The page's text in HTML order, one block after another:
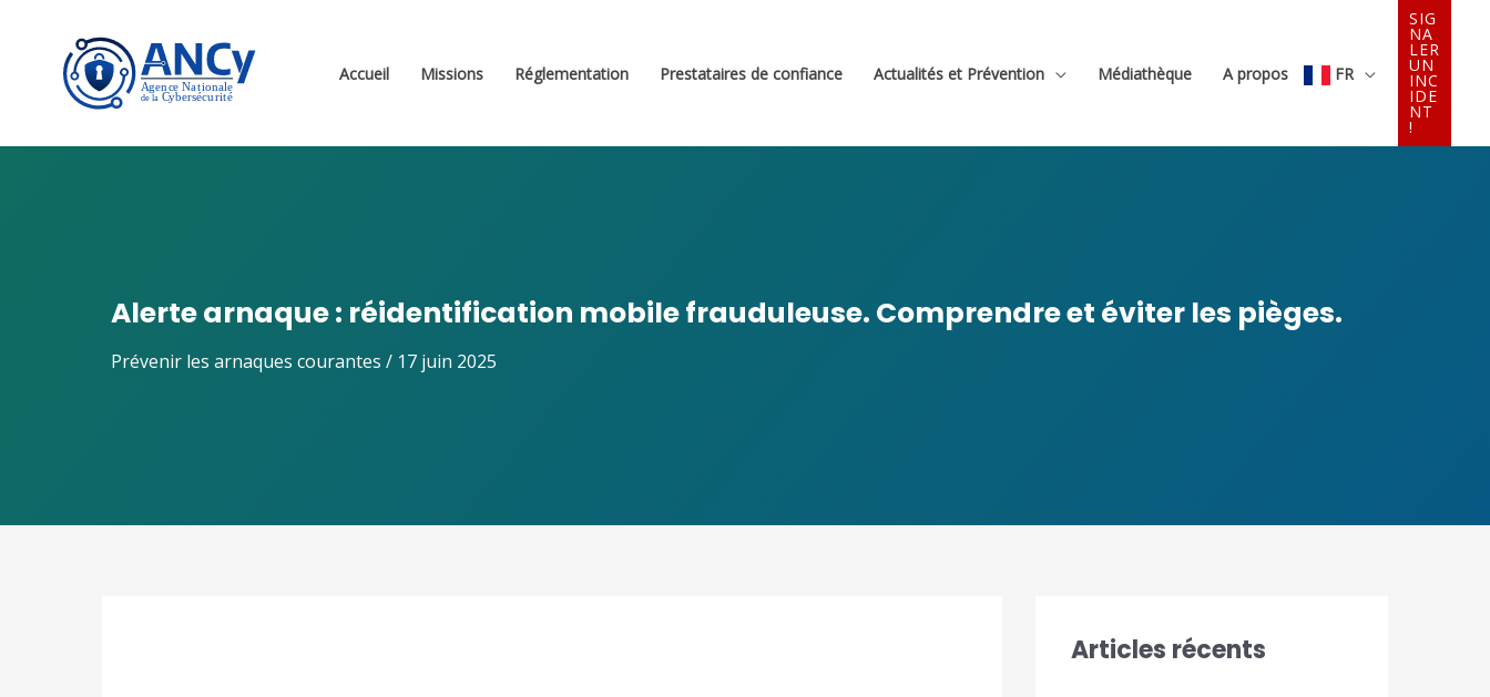
contenu
Accueil Missions Réglementation Prestataires de confiance Actualités et Prévention Médiathèque A propos FR
SIG
NA
LER
UN
INC
IDE
NT
!
Alerte arnaque : réidentification mobile frauduleuse. Comprendre et éviter les pièges.
Prévenir les arnaques courantes / 17 juin 2025
Articles récents